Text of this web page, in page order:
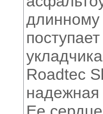
длинному
Roadtec